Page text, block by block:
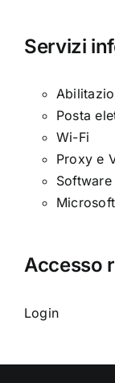
Servizi
Posta
Wi-Fi
Proxy e
Accesso
Login